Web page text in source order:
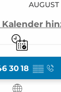
AUGUST
Kalender
Nur mit
30 18 ▒▒